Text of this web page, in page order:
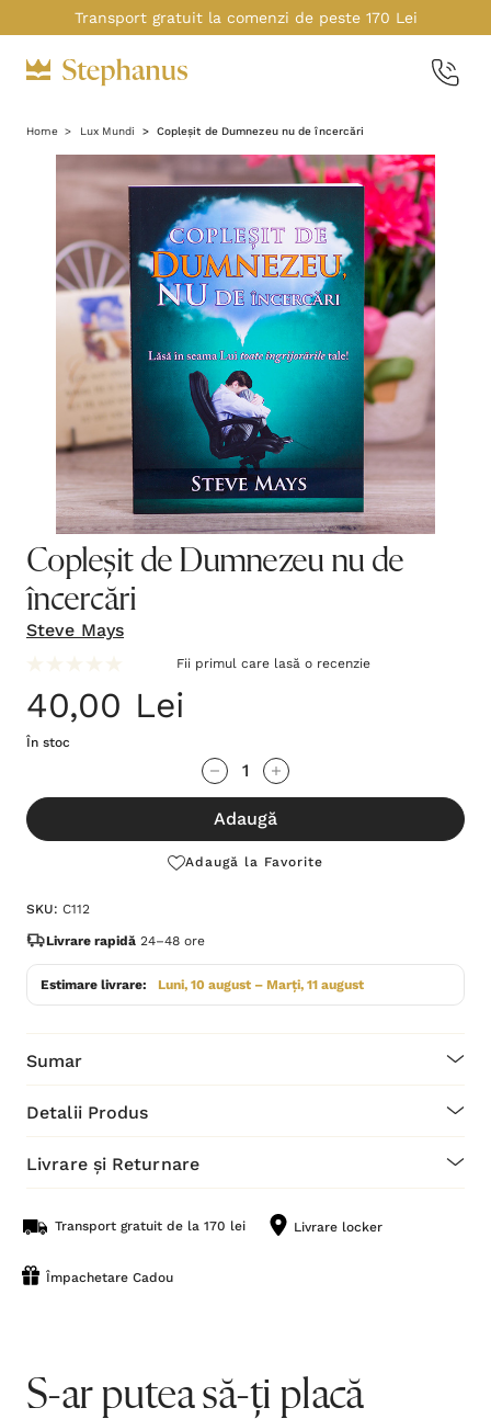
Transport gratuit la comenzi de peste 170 Lei
Home Lux Mundi Copleșit de Dumnezeu nu de încercări
Copleșit de Dumnezeu nu de
încercări
Steve Mays
Fii primul care lasă o recenzie
40,00 Lei
În stoc
te!
Stocul
Adaugă
Adaugă la Favorite
SKU: C112
Livrare rapidă 24–48 ore
Estimare livrare: Luni, 10 august – Marți, 11 august
Sumar
Detalii Produs
Livrare și Returnare
Transport gratuit de la 170 lei Livrare locker
Împachetare Cadou
S-ar putea să-ți placă